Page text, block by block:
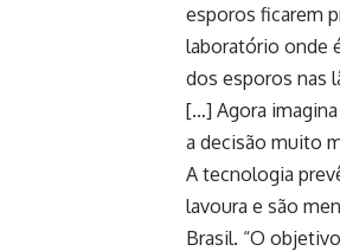
esporos ficarem
laboratório onde
dos esporos nas
[…] Agora
a decisão muito
A tecnologia
lavoura e são
Brasil. “O